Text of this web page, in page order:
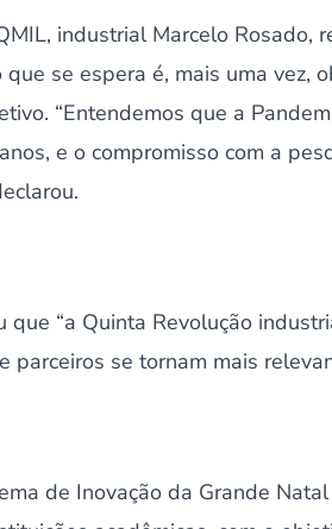
industrial Marcelo
que se espera é, mais uma vez,
“Entendemos que a
e o compromisso com a
que “a Quinta Revolução
parceiros se tornam mais
de Inovação da Grande